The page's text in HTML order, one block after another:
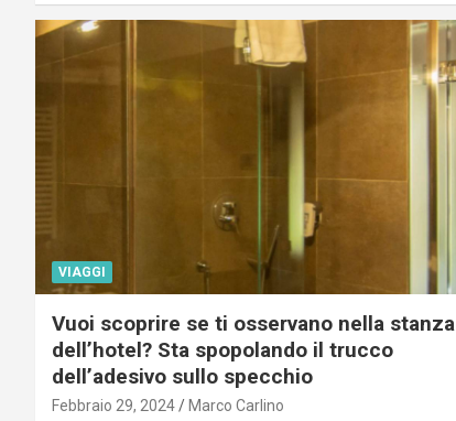
VIAGGI
Vuoi scoprire se ti osservano nella stanza
dell’hotel? Sta spopolando il trucco
dell’adesivo sullo specchio
Febbraio 29, 2024 Marco Carlino